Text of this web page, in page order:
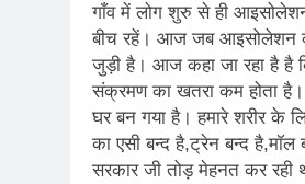
गाँव में लोग शुरु से ही
बीच रहें। आज जब आइसोलेशन
जुड़ी है। आज कहा जा रहा है है
संक्रमण का खतरा कम होता है।
घर बन गया है। हमारे शरीर के
का एसी बन्द है,ट्रेन बन्द है,मॉल
सरकार जी तोड़ मेहनत कर